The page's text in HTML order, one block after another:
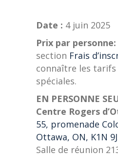
Date : 4 juin 2025
Prix par personne:
section Frais
connaître les
spéciales.
EN PERSONNE
Centre Rogers
55, promenade
Ottawa, ON, K1N
Salle de réunion